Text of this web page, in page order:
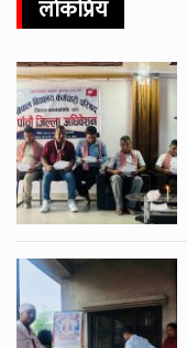
लोकप्रिय